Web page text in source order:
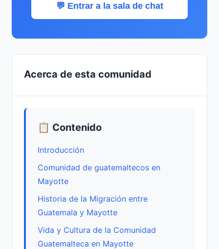
💬 Entrar a la sala de chat
Acerca de esta comunidad
📋 Contenido
Introducción
Comunidad de guatemaltecos en
Mayotte
Historia de la Migración entre
Guatemala y Mayotte
Vida y Cultura de la Comunidad
Guatemalteca en Mayotte